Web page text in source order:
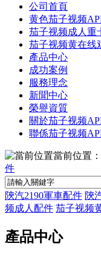
公司首頁
黄色茄子视频
茄子视频成人重
茄子视频黄在线
產品中心
成功案例
服務理念
新聞中心
榮譽資質
關於茄子视频
聯係茄子视频
當前位置：
件
陝汽2190軍車配件 陝
频成人配件 茄子视频
產品中心